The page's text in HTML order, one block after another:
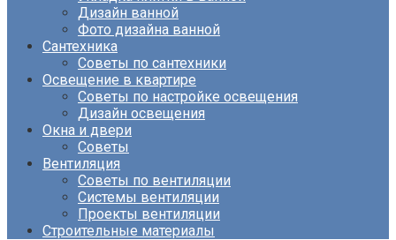
Дизайн ванной
Фото дизайна ванной
Сантехника
Советы по сантехники
Освещение в квартире
Советы по настройке освещения
Дизайн освещения
Окна и двери
Советы
Вентиляция
Советы по вентиляции
Системы вентиляции
Проекты вентиляции
Строительные материалы